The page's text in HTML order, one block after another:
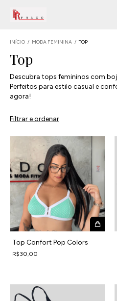
INÍCIO / MODA FEMININA / TOP
Top
Descubra tops femininos com
Perfeitos para estilo casual e
agora!
Filtrar e ordenar
Top Confort Pop Colors
R$30,00